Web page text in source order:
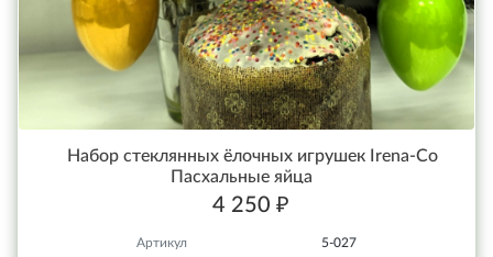
Набор стеклянных ёлочных игрушек Irena-Co
Пасхальные яйца
4 250 ₽
Артикул
5-027